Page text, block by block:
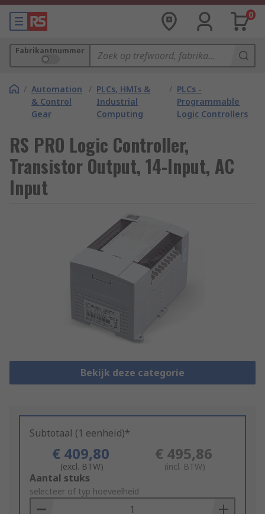
0
Fabrikantnummer
/ Automation
& Control
Gear
/ PLCs, HMIs &
Industrial
Computing
/ PLCs -
Programmable
Logic Controllers
RS PRO Logic Controller,
Transistor Output, 14-Input, AC
Input
Bekijk deze categorie
Subtotaal (1 eenheid)*
€ 409,80
(excl. BTW)
€ 495,86
(incl. BTW)
Add
to
Basket
Aantal stuks
selecteer of typ hoeveelheid